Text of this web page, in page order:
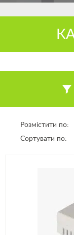
Розмістити по:
Сортувати по: